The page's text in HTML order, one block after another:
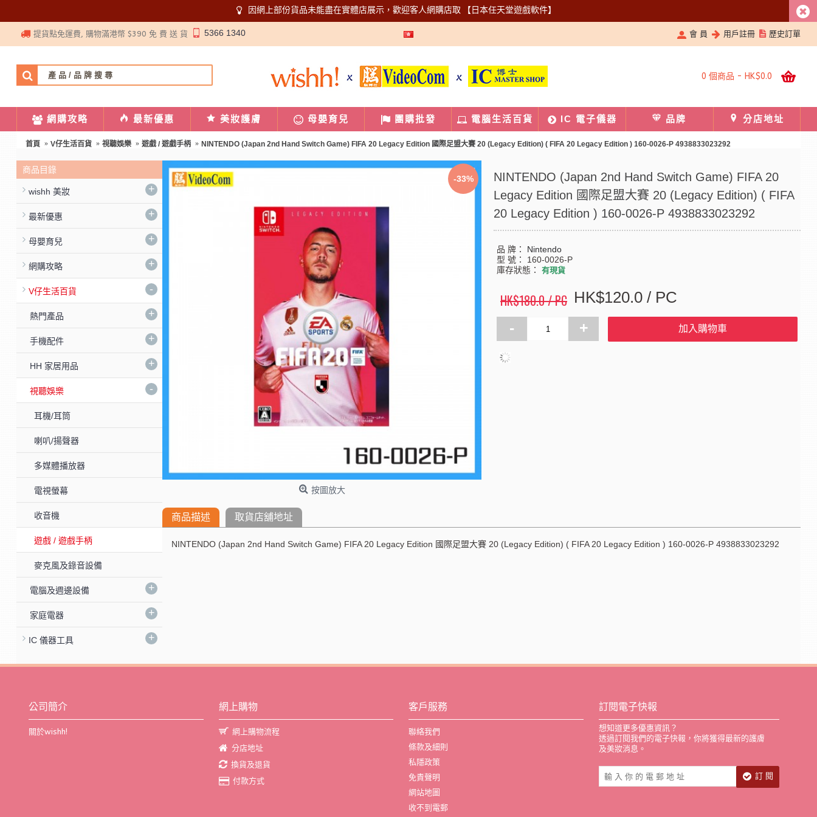
因網上部份貨品未能盡在實體店展示，歡迎客人網購店取 【日本任天堂遊戲軟件】
提貨點免運費, 購物滿港幣 $390 免 費 送 貨 5366 1340 會 員 用戶註冊 歷史訂單
0 個商品 - HK$0.0
網購攻略 最新優惠 美妝護膚 母嬰育兒 團購批發 電腦生活百貨 IC 電子儀器 品牌 分店地址
首頁 V仔生活百貨 視聽娛樂 遊戲 / 遊戲手柄 NINTENDO (Japan 2nd Hand Switch Game) FIFA 20 Legacy Edition 國際足盟大賽 20 (Legacy Edition) ( FIFA 20 Legacy Edition ) 160-0026-P 4938833023292
商品目錄
wishh 美妝 +
最新優惠 +
母嬰育兒 +
網購攻略 +
V仔生活百貨 -
熱門產品 +
手機配件 +
HH 家居用品 +
視聽娛樂 -
耳機/耳筒
喇叭/揚聲器
多媒體播放器
電視螢幕
收音機
遊戲 / 遊戲手柄
麥克風及錄音設備
電腦及週邊設備 +
家庭電器 +
IC 儀器工具 +
-33%
按圖放大
NINTENDO (Japan 2nd Hand Switch Game) FIFA 20
Legacy Edition 國際足盟大賽 20 (Legacy Edition) ( FIFA
20 Legacy Edition ) 160-0026-P 4938833023292
品 牌： Nintendo
型 號： 160-0026-P
庫存狀態： 有現貨
HK$180.0 / PC HK$120.0 / PC
- + 加入購物車
商品描述 取貨店舖地址
NINTENDO (Japan 2nd Hand Switch Game) FIFA 20 Legacy Edition 國際足盟大賽 20 (Legacy Edition) ( FIFA 20 Legacy Edition ) 160-0026-P 4938833023292
公司簡介
關於wishh!
網上購物
網上購物流程
分店地址
換貨及退貨
付款方式
客戶服務
聯絡我們
條款及細則
私隱政策
免責聲明
網站地圖
收不到電郵
訂閱電子快報
想知道更多優惠資訊？
透過訂閱我們的電子快報，你將獲得最新的護膚
及美妝消息。
訂 閱